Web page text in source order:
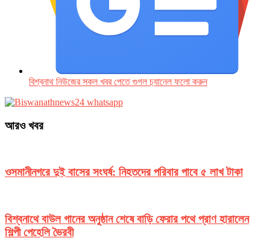
বিশ্বনাথ নিউজের সকল খবর পেতে গুগল চ‌্যানেল ফলো করুন
আরও খবর
ওসমানীনগরে দুই বাসের সংঘর্ষ: নিহতদের পরিবার পাবে ৫ লাখ টাকা
বিশ্বনাথে বাউল গানের অনুষ্ঠান শেষে বাড়ি ফেরার পথে প্রাণ হারালেন
শিল্পী পেহেলি ভৈরবী